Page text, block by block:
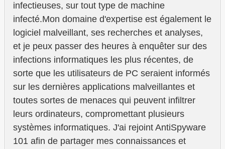
infectieuses, sur tout type de machine
infecté.Mon domaine d'expertise est également le
logiciel malveillant, ses recherches et analyses,
et je peux passer des heures à enquêter sur des
infections informatiques les plus récentes, de
sorte que les utilisateurs de PC seraient informés
sur les dernières applications malveillantes et
toutes sortes de menaces qui peuvent infiltrer
leurs ordinateurs, compromettant plusieurs
systèmes informatiques. J'ai rejoint AntiSpyware
101 afin de partager mes connaissances et